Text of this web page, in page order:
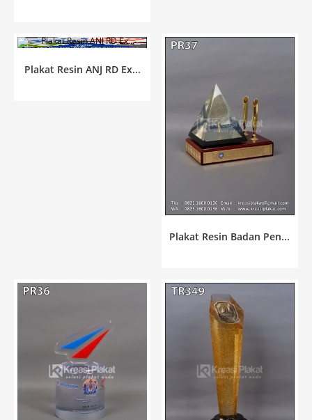
Plakat Resin ANJ RD Ex...
Plakat Resin Badan Pen...